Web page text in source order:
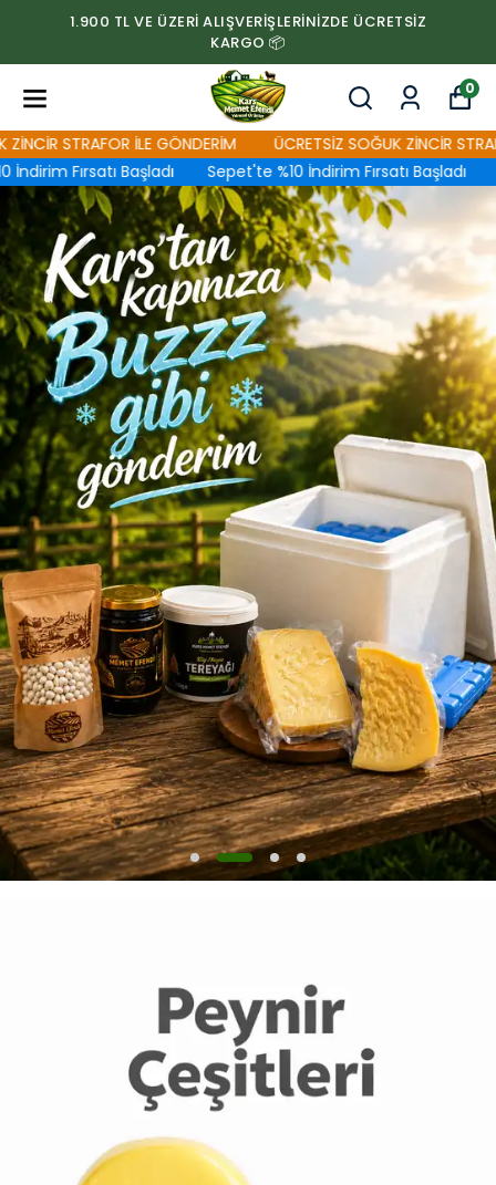
1.900 TL VE ÜZERİ ALIŞVERİŞLERİNİZDE ÜCRETSİZ
KARGO 📦
0
STRAFOR İLE GÖNDERİM
ÜCRETSİZ SOĞUK ZİNCİR STRAFOR
Fırsatı Başladı
Sepet'te %10 İndirim Fırsatı Başladı